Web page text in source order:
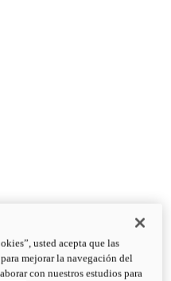
usted acepta que las
mejorar la navegación del
con nuestros estudios para